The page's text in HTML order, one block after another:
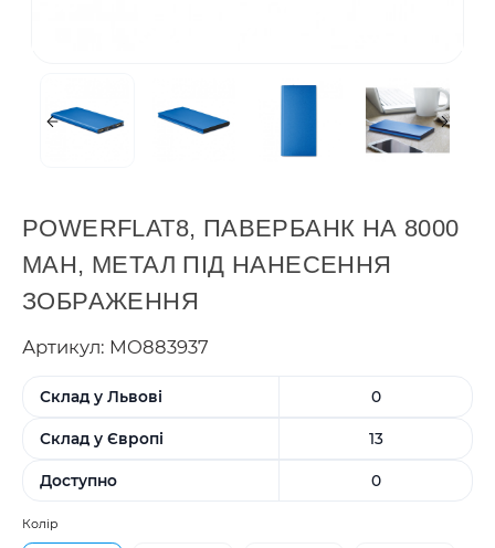
POWERFLAT8, ПАВЕРБАНК НА 8000
MAH, МЕТАЛ ПІД НАНЕСЕННЯ
ЗОБРАЖЕННЯ
Артикул: MO883937
Склад у Львові 0
Склад у Європі 13
Доступно 0
Колір